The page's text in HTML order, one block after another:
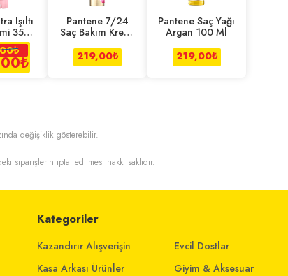
Işıltı
350
₺
₺
Pantene 7/24
Saç Bakım Kremi
300 Ml
219,00₺
Pantene Saç Yağı
Argan 100 Ml
219,00₺
değişiklik gösterebilir.
siparişlerin iptal edilmesi hakkı saklıdır.
Kategoriler
Kazandırır Alışverişin
Kasa Arkası Ürünler
Evcil Dostlar
Giyim & Aksesuar